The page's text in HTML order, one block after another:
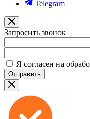
Telegram
Запросить звонок
Я согласен на
Отправить